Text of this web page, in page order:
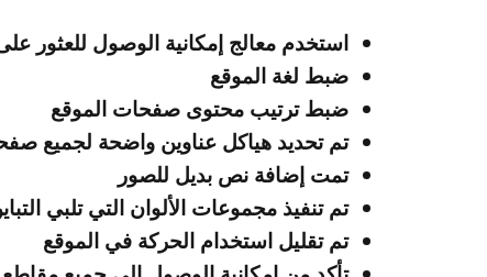
استخدم معالج إمكانية الوصول للعثور
ضبط لغة الموقع
ضبط ترتيب محتوى صفحات الموقع
تم تحديد هياكل عناوين واضحة لجميع
تمت إضافة نص بديل للصور
تم تنفيذ مجموعات الألوان التي تلبي
تم تقليل استخدام الحركة في الموقع